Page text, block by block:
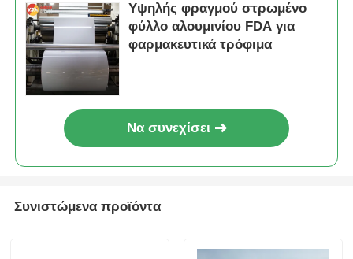
Υψηλής φραγμού στρωμένο
φύλλο αλουμινίου FDA για
φαρμακευτικά τρόφιμα
Να συνεχίσει
Συνιστώμενα προϊόντα